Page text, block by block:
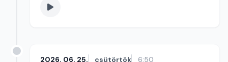
2026. 06. 25. csütörtök 6:50